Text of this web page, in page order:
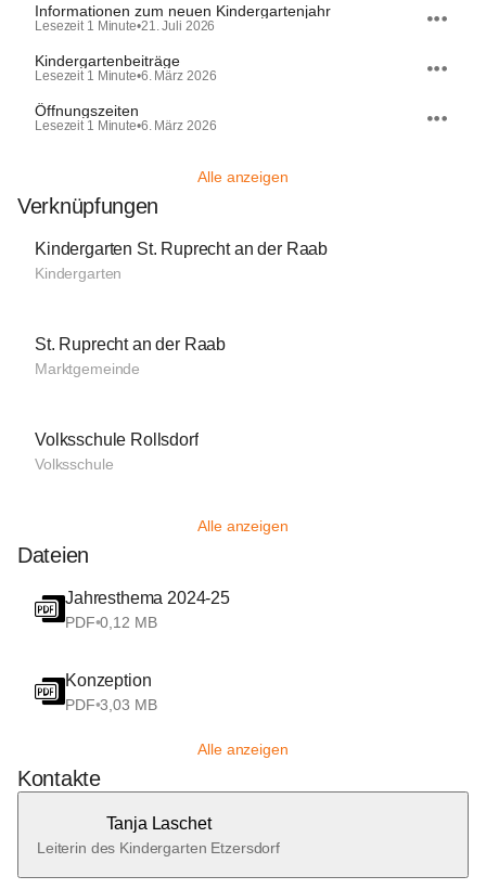
Informationen zum neuen Kindergartenjahr
Lesezeit 1 Minute•21. Juli 2026
Kindergartenbeiträge
Lesezeit 1 Minute•6. März 2026
Öffnungszeiten
Lesezeit 1 Minute•6. März 2026
Alle anzeigen
Verknüpfungen
Kindergarten St. Ruprecht an der Raab
Kindergarten
St. Ruprecht an der Raab
Marktgemeinde
Volksschule Rollsdorf
Volksschule
Alle anzeigen
Dateien
Jahresthema 2024-25
PDF•0,12 MB
Konzeption
PDF•3,03 MB
Alle anzeigen
Kontakte
Tanja Laschet
Leiterin des Kindergarten Etzersdorf